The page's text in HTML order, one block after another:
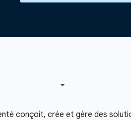
conçoit, crée et gère des